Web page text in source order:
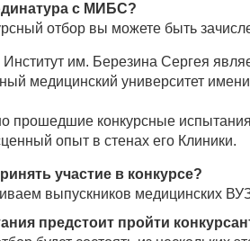
с МИБС?
отбор вы можете быть
им. Березина Сергея
медицинский университет
прошедшие конкурсные
опыт в стенах его Клиники.
участие в конкурсе?
выпускников медицинских
предстоит пройти